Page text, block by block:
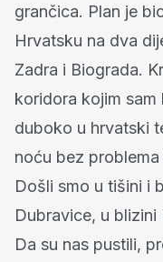
grančica. Plan je
Hrvatsku na dva
Zadra i Biograda.
koridora kojim
duboko u hrvatski
noću bez
Došli smo u tišini i
Dubravice, u blizini
Da su nas pustili,